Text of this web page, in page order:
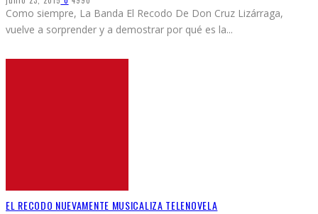
Como siempre, La Banda El Recodo De Don Cruz Lizárraga,
vuelve a sorprender y a demostrar por qué es la...
EL RECODO NUEVAMENTE MUSICALIZA TELENOVELA